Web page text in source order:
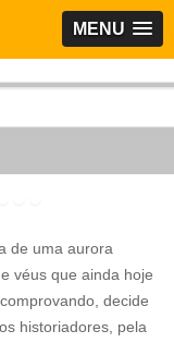
MENU
de uma aurora
véus que ainda hoje
decide
historiadores, pela